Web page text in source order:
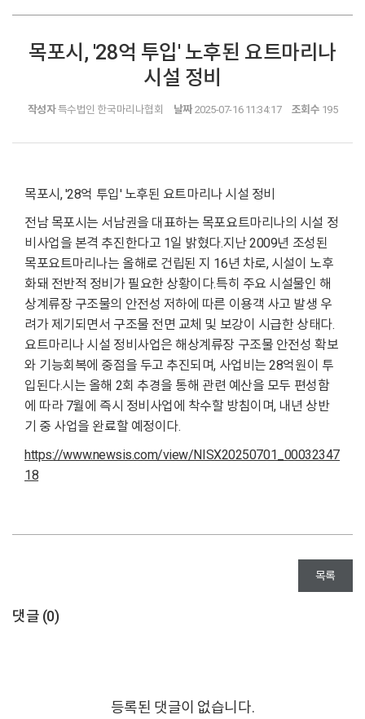
목포시, '28억 투입' 노후된 요트마리나
시설 정비
작성자특수법인 한국마리나협회 날짜 2025-07-16 11:34:17 조회수 195
목포시, '28억 투입' 노후된 요트마리나 시설 정비
전남 목포시는 서남권을 대표하는 목포요트마리나의 시설 정
비사업을 본격 추진한다고 1일 밝혔다.지난 2009년 조성된
목포요트마리나는 올해로 건립된 지 16년 차로, 시설이 노후
화돼 전반적 정비가 필요한 상황이다.특히 주요 시설물인 해
상계류장 구조물의 안전성 저하에 따른 이용객 사고 발생 우
려가 제기되면서 구조물 전면 교체 및 보강이 시급한 상태다.
요트마리나 시설 정비사업은 해상계류장 구조물 안전성 확보
와 기능회복에 중점을 두고 추진되며, 사업비는 28억원이 투
입된다.시는 올해 2회 추경을 통해 관련 예산을 모두 편성함
에 따라 7월에 즉시 정비사업에 착수할 방침이며, 내년 상반
기 중 사업을 완료할 예정이다.
https://www.newsis.com/view/NISX20250701_00032347
18
목록
댓글 (0)
등록된 댓글이 없습니다.